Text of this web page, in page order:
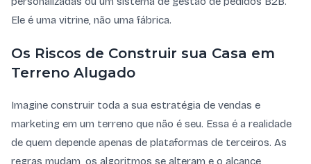
Ele é uma vitrine, não uma fábrica.
Os Riscos de Construir sua Casa em
Terreno Alugado
Imagine construir toda a sua estratégia de vendas e
marketing em um terreno que não é seu. Essa é a realidade
de quem depende apenas de plataformas de terceiros. As
regras mudam, os algoritmos se alteram e o alcance